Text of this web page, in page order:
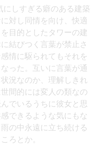
にしすぎる癖のある建築
対し同情を向け、快適
目的としたタワーの建
結びつく言葉が禁止さ
情に駆られてもそれを
った。互いに言葉が通
況なのか、理解しきれ
間的には変人の類なの
でいるうちに彼女と思
できるような気にもな
の中永遠に立ち続ける
ろとか。